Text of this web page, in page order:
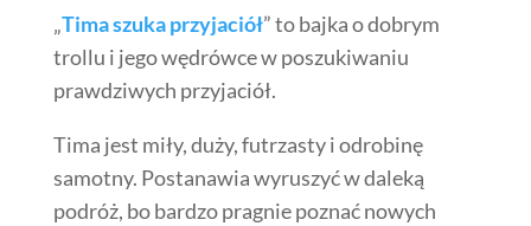
„Tima szuka przyjaciół” to bajka o dobrym
trollu i jego wędrówce w poszukiwaniu
prawdziwych przyjaciół.
Tima jest miły, duży,futrzastyi odrobinę
samotny. Postanawia wyruszyć w daleką
podróż, bo bardzo pragnie poznać nowych